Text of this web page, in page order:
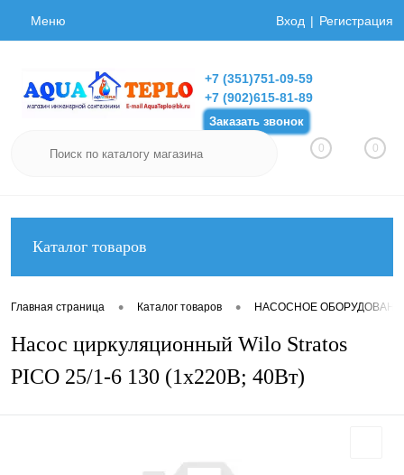
Меню Вход Регистрация
+7 (351)751-09-59
+7 (902)615-81-89
Заказать звонок
0 0
Каталог товаров
Главная страница • Каталог товаров • НАСОСНОЕ
Насос циркуляционный Wilo Stratos
PICO 25/1-6 130 (1х220В; 40Вт)